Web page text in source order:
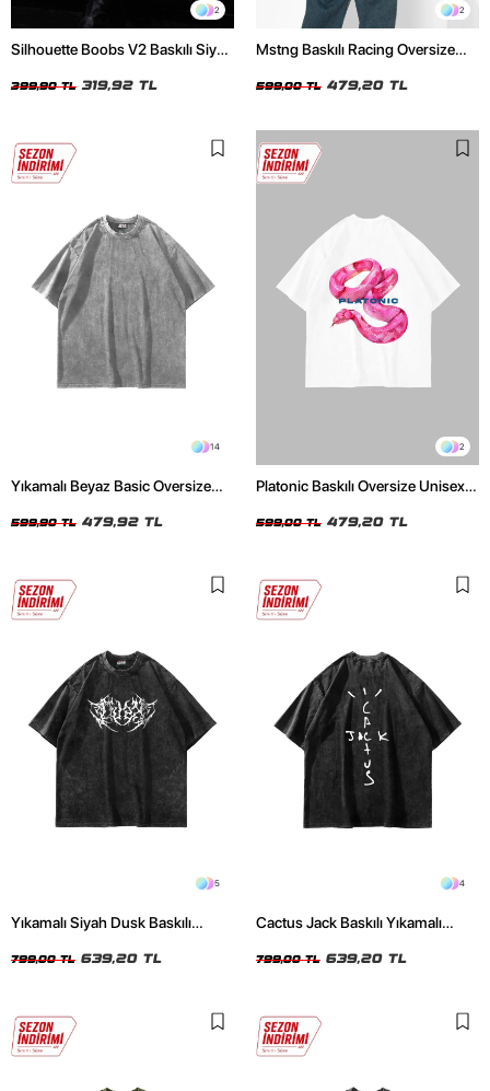
2
Silhouette Boobs V2 Baskılı Siyah
399,90 TL 319,92 TL
2
Mstng Baskılı Racing Oversize
599,00 TL 479,20 TL
14
Yıkamalı Beyaz Basic Oversize
599,90 TL 479,92 TL
2
Platonic Baskılı Oversize Unisex
599,00 TL 479,20 TL
5
Yıkamalı Siyah Dusk Baskılı
799,00 TL 639,20 TL
4
Cactus Jack Baskılı Yıkamalı
799,00 TL 639,20 TL